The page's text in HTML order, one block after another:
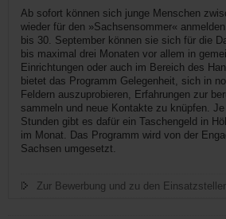
Ab sofort können sich junge Menschen
wieder für den »Sachsensommer«
bis 30. September können sie sich für die
bis maximal drei Monaten vor allem in
Einrichtungen oder auch im Bereich des
bietet das Programm Gelegenheit, sich in
Feldern auszuprobieren, Erfahrungen zur
sammeln und neue Kontakte zu knüpfen.
Stunden gibt es dafür ein Taschengeld in
im Monat. Das Programm wird von der
Sachsen umgesetzt.
Zur Bewerbung und zu den